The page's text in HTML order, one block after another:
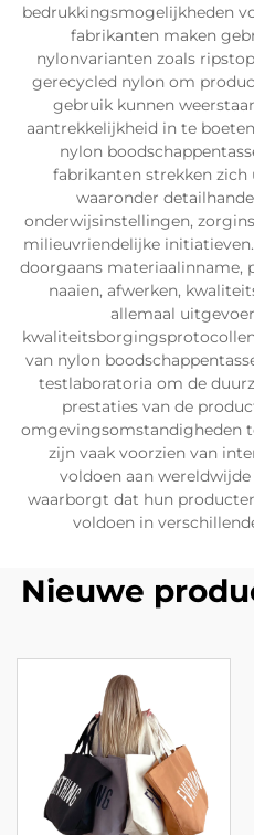
bedrukkingsmogelijkheden
fabrikanten maken
nylonvarianten zoals
gerecycled nylon om
gebruik kunnen
aantrekkelijkheid in te
nylon
fabrikanten strekken
waaronder
onderwijsinstellingen,
milieuvriendelijke
doorgaans materiaalinname,
naaien, afwerken,
allemaal
van nylon
testlaboratoria om de
prestaties van de
omgevingsomstandigheden
zijn vaak voorzien van
voldoen aan
waarborgt dat hun
voldoen in
Nieuwe